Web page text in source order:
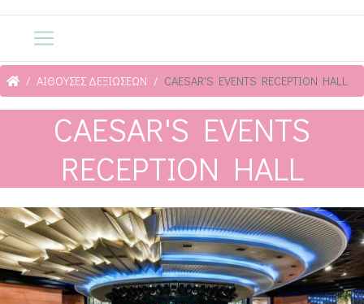
ΑΙΘΟΥΣΕΣ ΔΕΞΙΩΣΕΩΝ CAESAR'S EVENTS RECEPTION HALL
CAESAR'S EVENTS
RECEPTION HALL